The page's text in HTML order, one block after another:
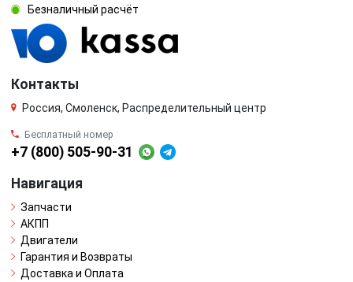
Безналичный расчёт
Контакты
Россия, Смоленск, Распределительный центр
Бесплатный номер
+7 (800) 505-90-31
Навигация
Запчасти
АКПП
Двигатели
Гарантия и Возвраты
Доставка и Оплата